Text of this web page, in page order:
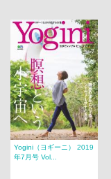
Yogini（ヨギーニ） 2019
年7月号 Vol...